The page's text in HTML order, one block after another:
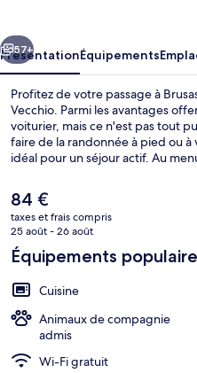
Suivant
57+
PrésentationÉquipements
Profitez de votre passage à
Vecchio. Parmi les avantages
voiturier, mais ce n'est pas tout
faire de la randonnée à pied ou à
idéal pour un séjour actif. Au
Le
prix
actuel
est
de
84 €
taxes et frais compris
25 août - 26 août
Équipements
Cuisine
Animaux de compagnie
admis
Wi-Fi gratuit